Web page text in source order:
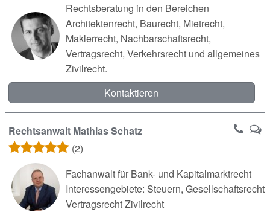
Rechtsberatung in den Bereichen
Architektenrecht, Baurecht, Mietrecht,
Maklerrecht, Nachbarschaftsrecht,
Vertragsrecht, Verkehrsrecht und allgemeines
Zivilrecht.
Kontaktieren
Rechtsanwalt Mathias Schatz
(2)
Fachanwalt für Bank- und Kapitalmarktrecht
Interessengebiete: Steuern, Gesellschaftsrecht
Vertragsrecht Zivilrecht